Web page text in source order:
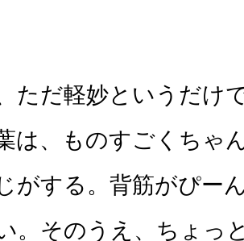
ただ軽妙というだけ
は、ものすごくちゃ
がする。背筋がぴー
。そのうえ、ちょっ